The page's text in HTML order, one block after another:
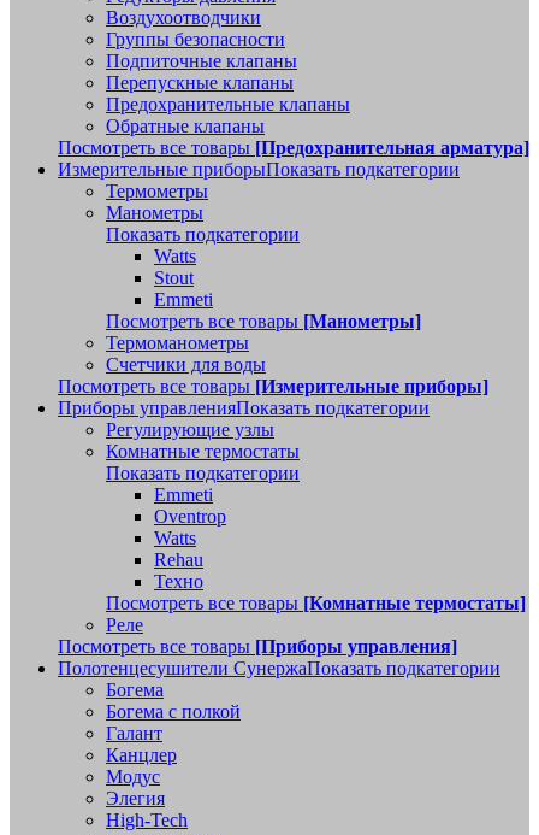
Воздухоотводчики
Группы безопасности
Подпиточные клапаны
Перепускные клапаны
Предохранительные клапаны
Обратные клапаны
Посмотреть все товары [Предохранительная арматура]
Измерительные приборыПоказать подкатегории
Термометры
Манометры
Показать подкатегории
Watts
Stout
Emmeti
Посмотреть все товары [Манометры]
Термоманометры
Счетчики для воды
Посмотреть все товары [Измерительные приборы]
Приборы управленияПоказать подкатегории
Регулирующие узлы
Комнатные термостаты
Показать подкатегории
Emmeti
Oventrop
Watts
Rehau
Техно
Посмотреть все товары [Комнатные термостаты]
Реле
Посмотреть все товары [Приборы управления]
Полотенцесушители СунержаПоказать подкатегории
Богема
Богема с полкой
Галант
Канцлер
Модус
Элегия
High-Tech